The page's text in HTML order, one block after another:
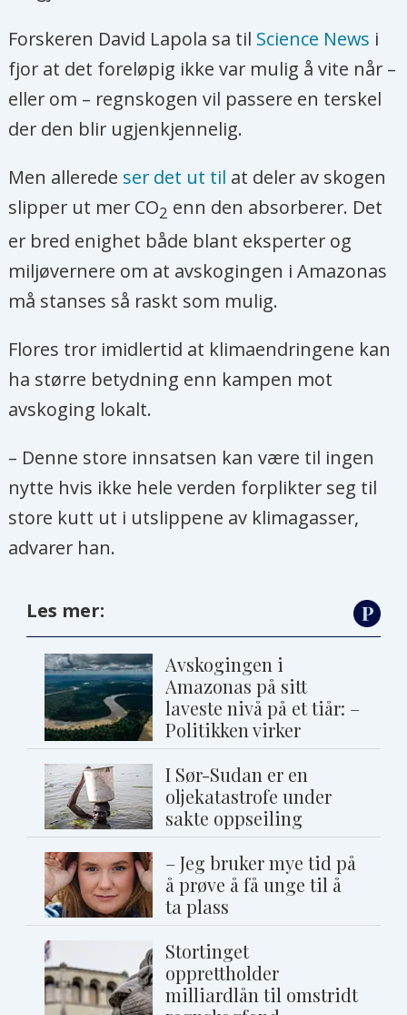
Forskeren David Lapola sa til Science News i
fjor at det foreløpig ikke var mulig å vite når –
eller om – regnskogen vil passere en terskel
der den blir ugjenkjennelig.
Men allerede ser det ut til at deler av skogen
slipper ut mer CO2 enn den absorberer. Det
er bred enighet både blant eksperter og
miljøvernere om at avskogingen i Amazonas
må stanses så raskt som mulig.
Flores tror imidlertid at klimaendringene kan
ha større betydning enn kampen mot
avskoging lokalt.
– Denne store innsatsen kan være til ingen
nytte hvis ikke hele verden forplikter seg til
store kutt ut i utslippene av klimagasser,
advarer han.
Les mer:
Avskogingen i
Amazonas på sitt
laveste nivå på et tiår: –
Politikken virker
I Sør-Sudan er en
oljekatastrofe under
sakte oppseiling
– Jeg bruker mye tid på
å prøve å få unge til å
ta plass
Stortinget
opprettholder
milliardlån til omstridt